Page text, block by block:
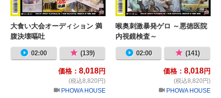
大食い大会オーディション 満
腹決壊嘔吐
02:00 (139)
価格： 8,018円
(税込8,820円)
PHOWA HOUSE
喉奥刺激暴発ゲロ ～悪徳医院
内視鏡検査～
02:00 (141)
価格： 8,018円
(税込8,820円)
PHOWA HOUSE